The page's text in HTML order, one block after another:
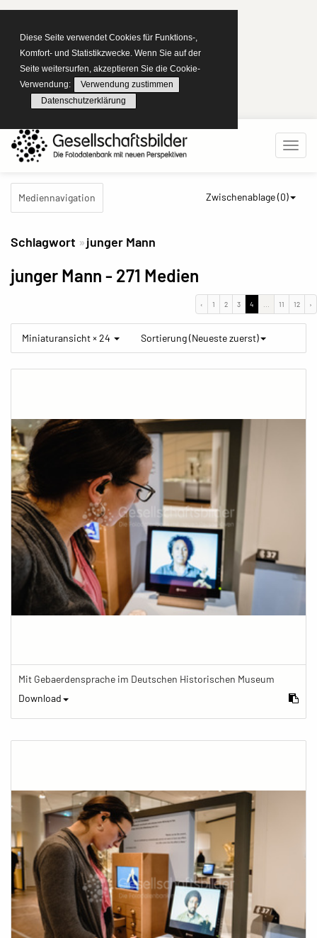
Diese Seite verwendet Cookies für Funktions-,
Komfort- und Statistikzwecke. Wenn Sie auf der
Seite weitersurfen, akzeptieren Sie die Cookie-
Verwendung:
Verwendung zustimmen
Datenschutzerklärung
Mediennavigation Zwischenablage (0)
Schlagwort junger Mann
junger Mann - 271 Medien
‹ 1 2 3 4 11 12 ›
Miniaturansicht × 24 Sortierung (Neueste zuerst)
Mit Gebaerdensprache im Deutschen Historischen Museum
Download